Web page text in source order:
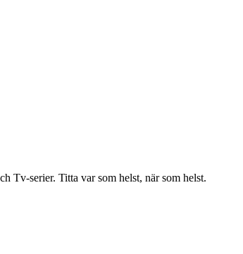
Tv-serier. Titta var som helst, när som helst.